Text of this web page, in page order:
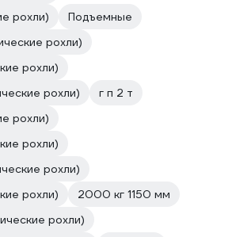
рохли)
Подъемные
рохли)
рохли)
рохли)
г п 2 т
рохли)
рохли)
рохли)
рохли)
2000 кг 1150 мм
рохли)